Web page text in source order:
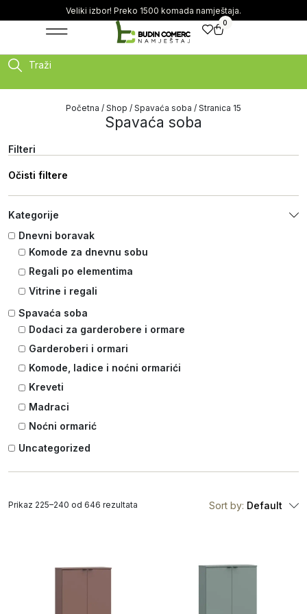
Veliki izbor! Preko 1500 komada namještaja.
0
Traži
Početna / Shop / Spavaća soba / Stranica 15
Spavaća soba
Filteri
Očisti filtere
Kategorije
Dnevni boravak
Komode za dnevnu sobu
Regali po elementima
Vitrine i regali
Spavaća soba
Dodaci za garderobere i ormare
Garderoberi i ormari
Komode, ladice i noćni ormarići
Kreveti
Madraci
Noćni ormarić
Uncategorized
Sort by: Default
Prikaz 225–240 od 646 rezultata